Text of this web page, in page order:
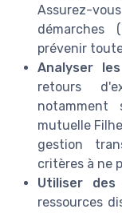
Assurez-
démarches
prévenir
Analyser
retours
notamment
mutuelle
gestion
critères à ne
Utiliser des
ressources